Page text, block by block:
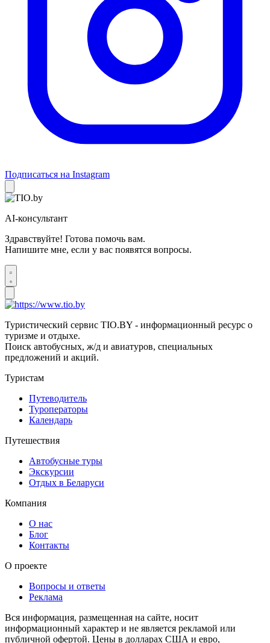
Подписаться на Instagram
AI-консультант
Здравствуйте! Готова помочь вам.
Напишите мне, если у вас появятся вопросы.
Туристический сервис TIO.BY - информационный ресурс о
туризме и отдыхе.
Поиск автобусных, ж/д и авиатуров, специальных
предложений и акций.
Туристам
Путеводитель
Туроператоры
Календарь
Путешествия
Автобусные туры
Экскурсии
Отдых в Беларуси
Компания
О нас
Блог
Контакты
О проекте
Вопросы и ответы
Реклама
Вся информация, размещенная на сайте, носит
информационный характер и не является рекламой или
публичной офертой. Цены в долларах США и евро,